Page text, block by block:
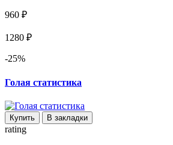
960 ₽
1280 ₽
-25%
Голая статистика
Купить В закладки
rating